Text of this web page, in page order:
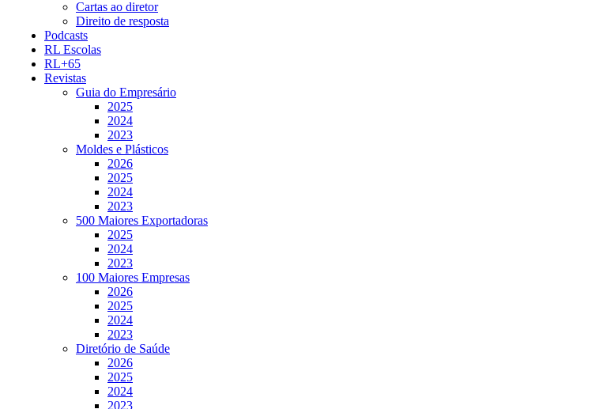
Cartas ao diretor
Direito de resposta
Podcasts
RL Escolas
RL+65
Revistas
Guia do Empresário
2025
2024
2023
Moldes e Plásticos
2026
2025
2024
2023
500 Maiores Exportadoras
2025
2024
2023
100 Maiores Empresas
2026
2025
2024
2023
Diretório de Saúde
2026
2025
2024
2023